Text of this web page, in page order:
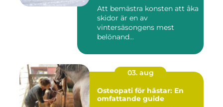
Att bemästra konsten att åka
skidor är en av
vintersäsongens mest
belönand...
03. aug
Osteopati för hästar: En
omfattande guide